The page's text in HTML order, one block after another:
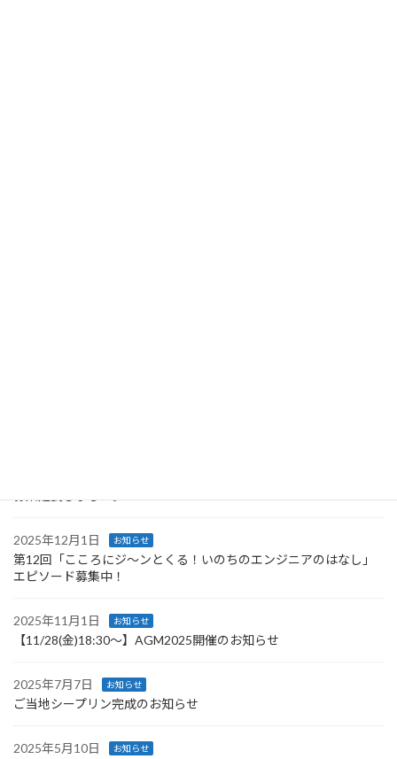
2025年12月1日 お知らせ
第12回「こころにジ〜ンとくる！いのちのエンジニアのはなし」
エピソード募集中！
2025年11月1日 お知らせ
【11/28(金)18:30～】AGM2025開催のお知らせ
2025年7月7日 お知らせ
ご当地シープリン完成のお知らせ
2025年5月10日 お知らせ